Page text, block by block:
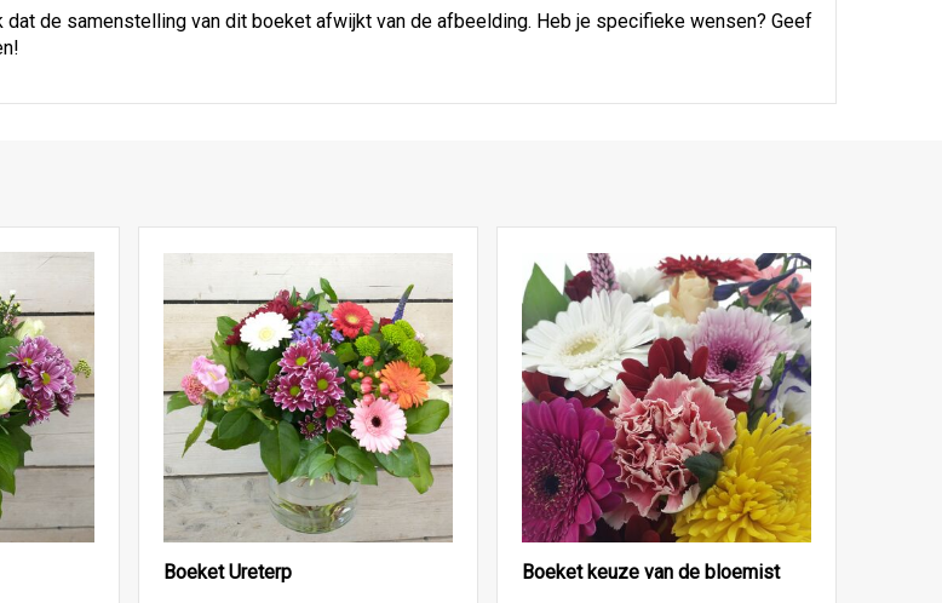
de samenstelling van dit boeket afwijkt van de afbeelding. Heb je specifieke wensen? Geef
Boeket Ureterp Boeket keuze van de bloemist